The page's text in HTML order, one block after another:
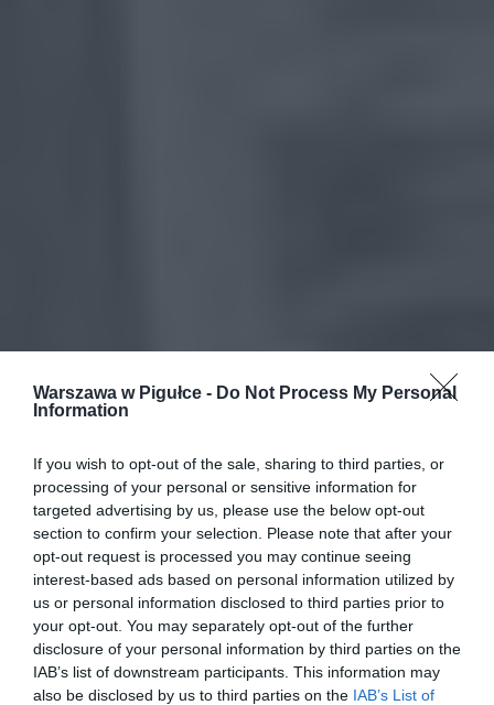
Warszawa w Pigułce - Do Not Process My Personal
Information
If you wish to opt-out of the sale, sharing to third parties, or
processing of your personal or sensitive information for
targeted advertising by us, please use the below opt-out
section to confirm your selection. Please note that after your
opt-out request is processed you may continue seeing
interest-based ads based on personal information utilized by
us or personal information disclosed to third parties prior to
your opt-out. You may separately opt-out of the further
disclosure of your personal information by third parties on the
IAB’s list of downstream participants. This information may
also be disclosed by us to third parties on the IAB’s List of